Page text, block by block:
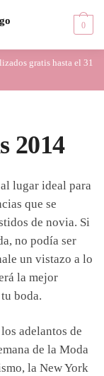
0
gratis hasta el 31
2014
lugar ideal para
que se
de novia. Si
no podía ser
un vistazo a lo
la mejor
boda.
adelantos de
de la Moda
la New York